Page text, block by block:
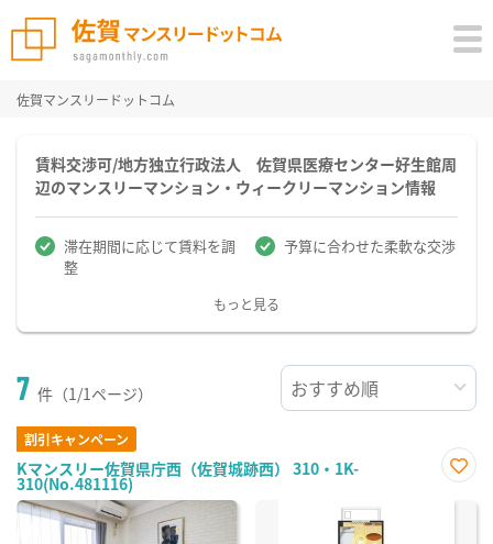
佐賀マンスリードットコム
賃料交渉可/地方独立行政法人 佐賀県医療センター好生館周
辺のマンスリーマンション・ウィークリーマンション情報
滞在期間に応じて賃料を調
整
予算に合わせた柔軟な交渉
もっと見る
7 件（1/1ページ）
割引キャンペーン
Kマンスリー佐賀県庁西（佐賀城跡西） 310・1K-
310(No.481116)
に入